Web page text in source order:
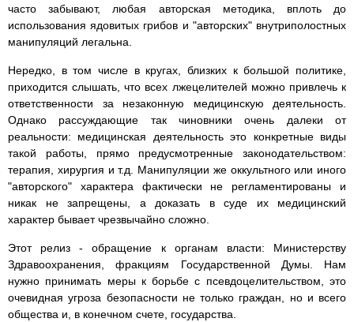
часто забывают, любая авторская методика, вплоть до
использования ядовитых грибов и "авторских" внутриполостных
манипуляций легальна.
Нередко, в том числе в кругах, близких к большой политике,
приходится слышать, что всех лжецелителей можно привлечь к
ответственности за незаконную медицинскую деятельность.
Однако рассуждающие так чиновники очень далеки от
реальности: медицинская деятельность это конкретные виды
такой работы, прямо предусмотренные законодательством:
терапия, хирургия и т.д. Манипуляции же оккультного или иного
"авторского" характера фактически не регламентированы и
никак не запрещены, а доказать в суде их медицинский
характер бывает чрезвычайно сложно.
Этот релиз - обращение к органам власти: Министерству
Здравоохранения, фракциям Государственной Думы. Нам
нужно принимать меры к борьбе с псевдоцелительством, это
очевидная угроза безопасности не только граждан, но и всего
общества и, в конечном счете, государства.